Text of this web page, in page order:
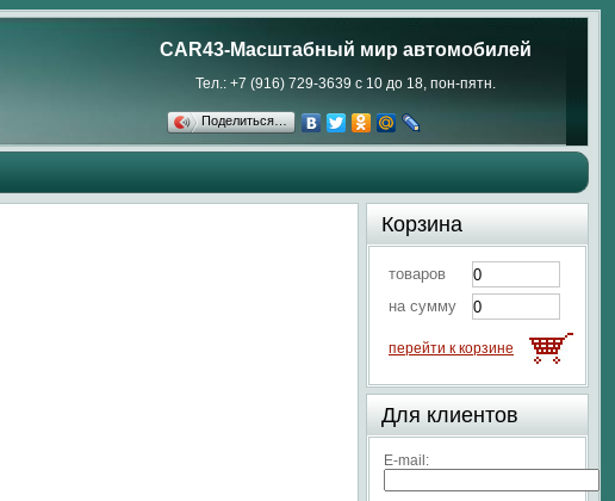
CAR43-Масштабный мир автомобилей
Тел.: +7 (916) 729-3639 с 10 до 18, пон-пятн.
Поделиться…
Корзина
товаров
на сумму
перейти к корзине
Для клиентов
E-mail: